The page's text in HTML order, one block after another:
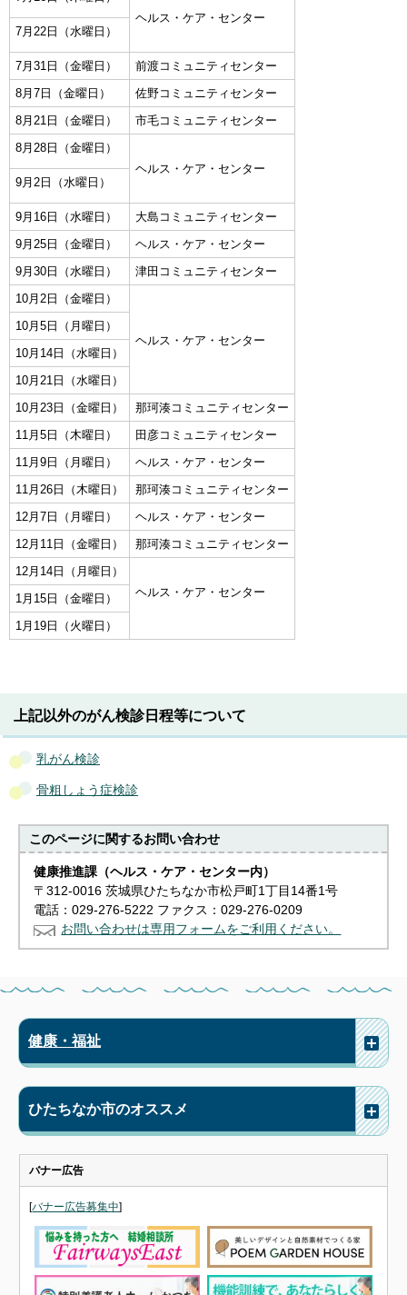
ヘルス・ケア・センター
7月22日（水曜日）
7月31日（金曜日）
前渡コミュニティセンター
8月7日（金曜日）
佐野コミュニティセンター
8月21日（金曜日）
市毛コミュニティセンター
8月28日（金曜日）
ヘルス・ケア・センター
9月2日（水曜日）
9月16日（水曜日）
大島コミュニティセンター
9月25日（金曜日）
ヘルス・ケア・センター
9月30日（水曜日）
津田コミュニティセンター
10月2日（金曜日）
ヘルス・ケア・センター
10月5日（月曜日）
10月14日（水曜日）
10月21日（水曜日）
10月23日（金曜日）
那珂湊コミュニティセンター
11月5日（木曜日）
田彦コミュニティセンター
11月9日（月曜日）
ヘルス・ケア・センター
11月26日（木曜日）
那珂湊コミュニティセンター
12月7日（月曜日）
ヘルス・ケア・センター
12月11日（金曜日）
那珂湊コミュニティセンター
12月14日（月曜日）
ヘルス・ケア・センター
1月15日（金曜日）
1月19日（火曜日）
上記以外のがん検診日程等について
乳がん検診
骨粗しょう症検診
このページに関するお問い合わせ
健康推進課（ヘルス・ケア・センター内）
〒312-0016 茨城県ひたちなか市松戸町1丁目14番1号
電話：029-276-5222 ファクス：029-276-0209
お問い合わせは専用フォームをご利用ください。
健康・福祉
ひたちなか市のオススメ
バナー広告
[バナー広告募集中]